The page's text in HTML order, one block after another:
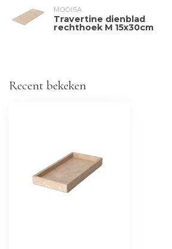
MOOISA
Travertine dienblad
rechthoek M 15x30cm
Recent bekeken